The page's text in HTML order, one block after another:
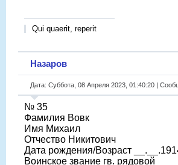
Qui quaerit, reperit
Назаров
Дата: Суббота, 08 Апреля 2023, 01:40:20 |
№ 35
Фамилия Вовк
Имя Михаил
Отчество Никитович
Дата рождения/Возраст
Воинское звание гв. рядовой